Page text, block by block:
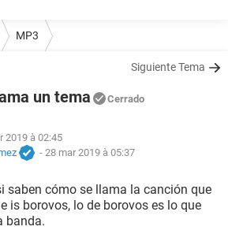
MP3
Siguiente Tema
un tema Cerrado
2019 à 02:45
- 28 mar 2019 à 05:37
saben cómo se llama la canción que
is borovos, lo de borovos es lo que
banda.